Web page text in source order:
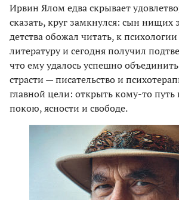
Ирвин Ялом едва скрывает
сказать, круг замкнулся: сын нищих
детства обожал читать, к
литературу и сегодня получил
что ему удалось успешно
страсти — писательство и
главной цели: открыть кому-то
покою, ясности и свободе.